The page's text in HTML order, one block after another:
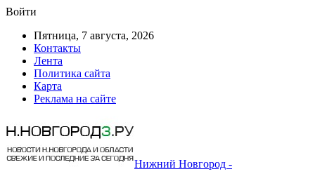
Войти
Пятница, 7 августа, 2026
Контакты
Лента
Политика сайта
Карта
Реклама на сайте
Нижний Новгород -